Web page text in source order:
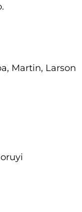
Martin, Larson